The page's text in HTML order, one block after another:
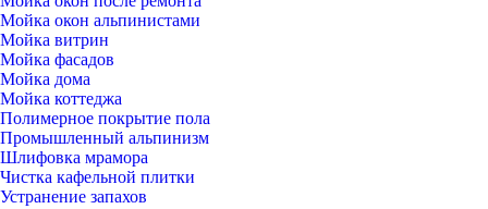
Мойка окон альпинистами
Мойка витрин
Мойка фасадов
Мойка дома
Мойка коттеджа
Полимерное покрытие пола
Промышленный альпинизм
Шлифовка мрамора
Чистка кафельной плитки
Устранение запахов